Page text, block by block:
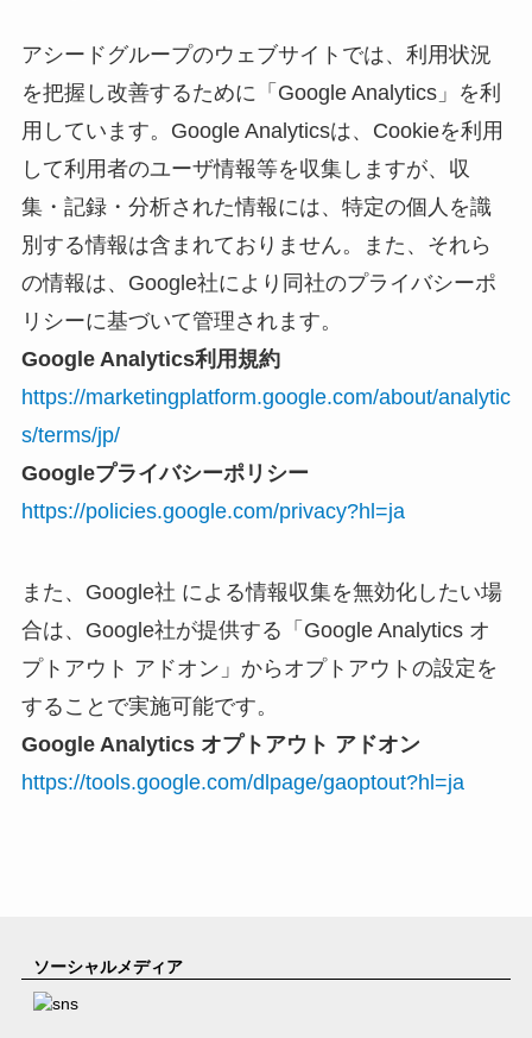
アシードグループのウェブサイトでは、利用状況
を把握し改善するために「Google Analytics」を利
用しています。Google Analyticsは、Cookieを利用
して利用者のユーザ情報等を収集しますが、収
集・記録・分析された情報には、特定の個人を識
別する情報は含まれておりません。また、それら
の情報は、Google社により同社のプライバシーポ
リシーに基づいて管理されます。
Google Analytics利用規約
https://marketingplatform.google.com/about/analytic
s/terms/jp/
Googleプライバシーポリシー
https://policies.google.com/privacy?hl=ja
また、Google社 による情報収集を無効化したい場
合は、Google社が提供する「Google Analytics オ
プトアウト アドオン」からオプトアウトの設定を
することで実施可能です。
Google Analytics オプトアウト アドオン
https://tools.google.com/dlpage/gaoptout?hl=ja
ソーシャルメディア